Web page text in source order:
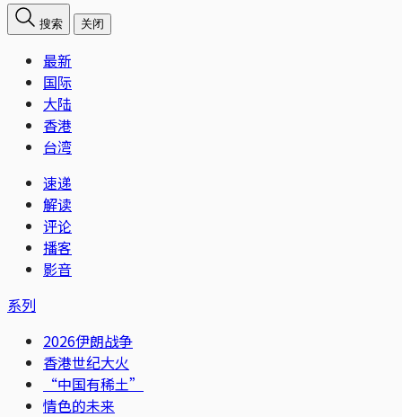
搜索 关闭
最新
国际
大陆
香港
台湾
速递
解读
评论
播客
影音
系列
2026伊朗战争
香港世纪大火
“中国有稀土”
情色的未来